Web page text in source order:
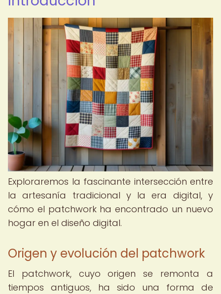
Exploraremos la fascinante intersección entre
la artesanía tradicional y la era digital, y
cómo el patchwork ha encontrado un nuevo
hogar en el diseño digital.
Origen y evolución del patchwork
El patchwork, cuyo origen se remonta a
tiempos antiguos, ha sido una forma de